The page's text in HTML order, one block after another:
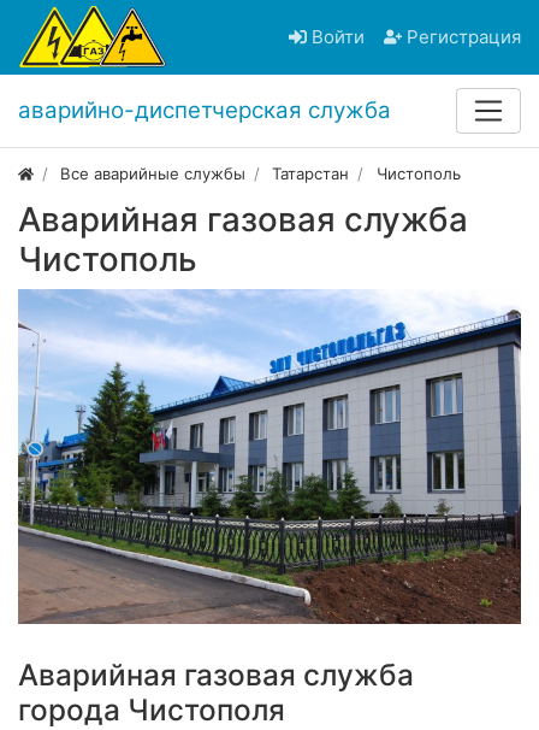
Войти Регистрация
аварийно-диспетчерская служба
Все аварийные службы Татарстан Чистополь
Аварийная газовая служба
Чистополь
Аварийная газовая служба
города Чистополя